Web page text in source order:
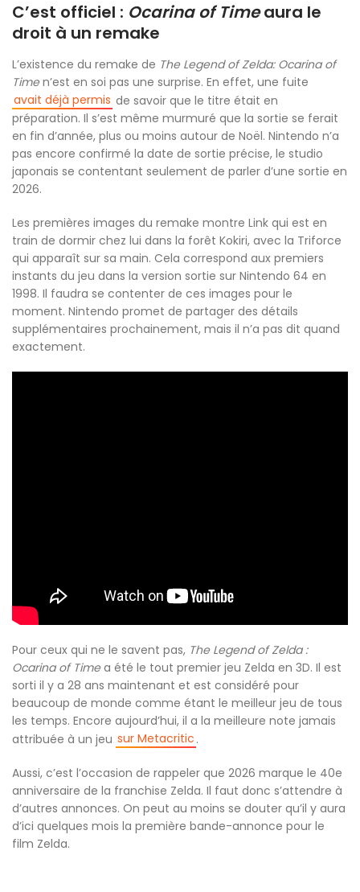
C’est officiel : Ocarina of Timeaura le
droit à un remake
L’existence du remake de The Legend of Zelda: Ocarina of
Timen’est en soi pas une surprise. En effet, une fuite
avait déjà permis de savoir que le titre était en
préparation. Il s’est même murmuré que la sortie se ferait
en fin d’année, plus ou moins autour de Noël. Nintendo n’a
pas encore confirmé la date de sortie précise, le studio
japonais se contentant seulement de parler d’une sortie en
2026.
Les premières images du remake montre Link qui est en
train de dormir chez lui dans la forêt Kokiri, avec la Triforce
qui apparaît sur sa main. Cela correspond aux premiers
instants du jeu dans la version sortie sur Nintendo 64 en
1998. Il faudra se contenter de ces images pour le
moment. Nintendo promet de partager des détails
supplémentaires prochainement, mais il n’a pas dit quand
exactement.
Pour ceux qui ne le savent pas, The Legend of Zelda :
Ocarina of Timea été le tout premier jeu Zelda en 3D. Il est
sorti il y a 28 ans maintenant et est considéré pour
beaucoup de monde comme étant le meilleur jeu de tous
les temps. Encore aujourd’hui, il a la meilleure note jamais
attribuée à un jeu sur Metacritic .
Aussi, c’est l’occasion de rappeler que 2026 marque le 40e
anniversaire de la franchise Zelda. Il faut donc s’attendre à
d’autres annonces. On peut au moins se douter qu’il y aura
d’ici quelques mois la première bande-annonce pour le
film Zelda.